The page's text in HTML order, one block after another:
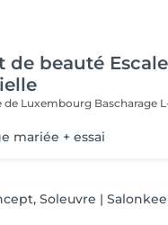
de beauté Escale
de Luxembourg Bascharage
mariée + essai